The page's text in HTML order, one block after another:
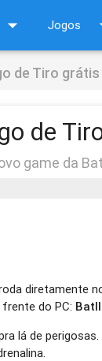
arrow_drop_down Jogos
de Tiro grátis
de
game da
diretamente
do PC:
lá de